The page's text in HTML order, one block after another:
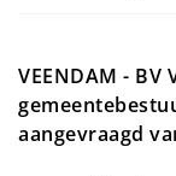
VEENDAM -
aangevraagd